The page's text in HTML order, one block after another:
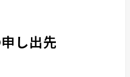
し出先